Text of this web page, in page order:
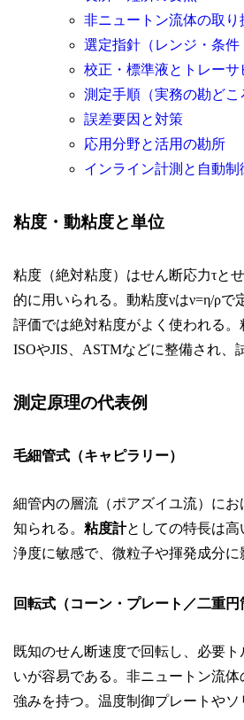
非ニュートン流体の取り
選定指針（レンジ・条件
校正・標準液とトレーサ
測定手順（実務の勘どこ
誤差要因と対策
応用分野と活用の勘所
インライン計測と自動制
粘度・動粘度と単位
粘度（絶対粘度）はせん断応力τと
的に用いられる。動粘度νはν=η/ρ
評価では絶対粘度がよく使われる
ISOやJIS、ASTMなどに整備され、
測定原理の代表例
毛細管式（キャピラリー）
細管内の層流（ポアズイユ流）に
知られる。 粘度計としての特長は
浄度に敏感で、微粒子や揮発成分に
回転式（コーン・プレート／二重円
既知のせん断速度で回転し、必要
いが容易である。非ニュートン流
強みを持つ。温度制御プレートやソ